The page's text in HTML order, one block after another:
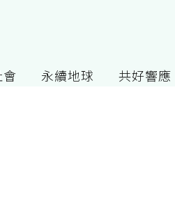
永續地球 共好響應